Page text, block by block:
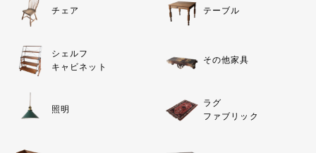
チェア テーブル
シェルフ
キャビネット
その他家具
照明
ラグ
ファブリック